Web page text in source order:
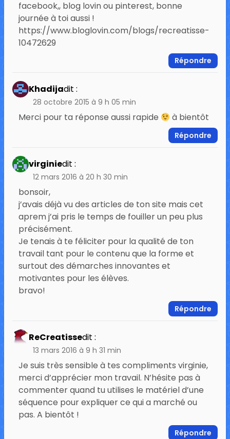
facebook,, blog lovin ou pinterest, bonne
journée à toi aussi !
https://www.bloglovin.com/blogs/recreatisse-
10472629
Répondre
Khadijadit :
28 octobre 2015 à 9 h 05 min
Merci pour ta réponse aussi rapide à bientôt
Répondre
virginiedit :
12 mars 2016 à 20 h 30 min
bonsoir,
j’avais déjà vu des articles de ton site mais cet
aprem j’ai pris le temps de fouiller un peu plus
précisément.
Je tenais à te féliciter pour la qualité de ton
travail tant pour le contenu que la forme et
surtout des démarches innovantes et
motivantes pour les élèves.
bravo!
Répondre
ReCreatissedit :
13 mars 2016 à 9 h 31 min
Je suis très sensible à tes compliments virginie,
merci d’apprécier mon travail. N’hésite pas à
commenter quand tu utilises le matériel d’une
séquence pour expliquer ce qui a marché ou
pas. A bientôt !
Répondre